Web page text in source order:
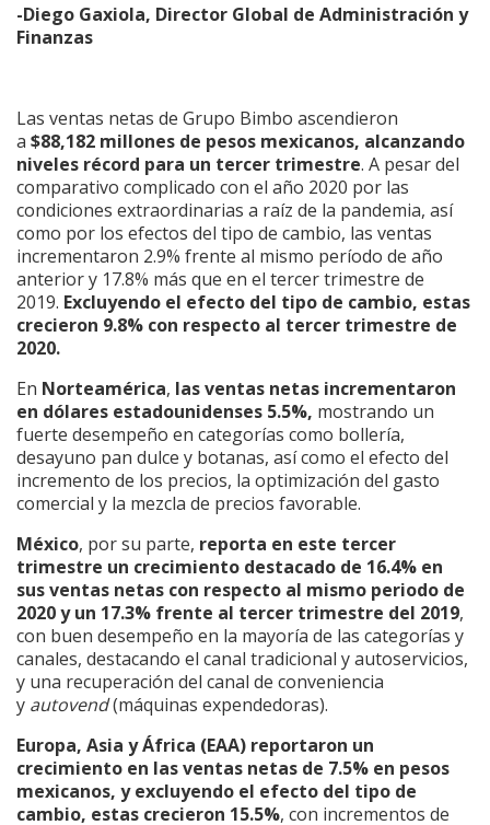
-Diego Gaxiola, Director Global de Administración y
Finanzas
Las ventas netas de Grupo Bimbo ascendieron
a $88,182 millones de pesos mexicanos, alcanzando
niveles récord para un tercer trimestre. A pesar del
comparativo complicado con el año 2020 por las
condiciones extraordinarias a raíz de la pandemia, así
como por los efectos del tipo de cambio, las ventas
incrementaron 2.9% frente al mismo período de año
anterior y 17.8% más que en el tercer trimestre de
2019. Excluyendo el efecto del tipo de cambio, estas
crecieron 9.8% con respecto al tercer trimestre de
2020.
En Norteamérica, las ventas netas incrementaron
en dólares estadounidenses 5.5%, mostrando un
fuerte desempeño en categorías como bollería,
desayuno pan dulce y botanas, así como el efecto del
incremento de los precios, la optimización del gasto
comercial y la mezcla de precios favorable.
México, por su parte, reporta en este tercer
trimestre un crecimiento destacado de 16.4% en
sus ventas netas con respecto al mismo periodo de
2020 y un 17.3% frente al tercer trimestre del 2019,
con buen desempeño en la mayoría de las categorías y
canales, destacando el canal tradicional y autoservicios,
y una recuperación del canal de conveniencia
y autovend(máquinas expendedoras).
Europa, Asia y África (EAA) reportaron un
crecimiento en las ventas netas de 7.5% en pesos
mexicanos, y excluyendo el efecto del tipo de
cambio, estas crecieron 15.5%, con incrementos de